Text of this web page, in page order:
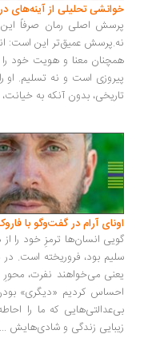
تحلیلی از آینه‌های دردار |
اصلی رمان صرفاً این نیست
عمیق‌تر این است: انسان
معنا و هویت خود را حفظ
است و نه تسلیم. او راهی
بدون آنکه به خیانت، گریز
آرام در گفت‌وگو با فاروک
انسان‌ها ترمزِ خود را از دست
بود، فروریخته است. در
می‌خواهند نفرت، محورِ
کردیم «دیگری» بودن چه
که ما را احاطه
زندگی و شادی‌هایش...